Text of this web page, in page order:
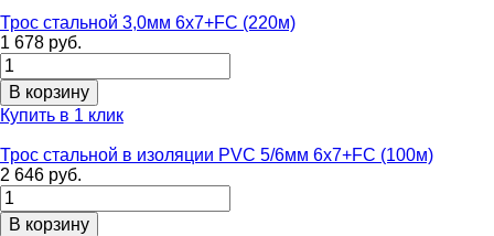
Трос стальной 3,0мм 6х7+FC (220м)
1 678 руб.
Купить в 1 клик
Трос стальной в изоляции PVC 5/6мм 6х7+FC (100м)
2 646 руб.